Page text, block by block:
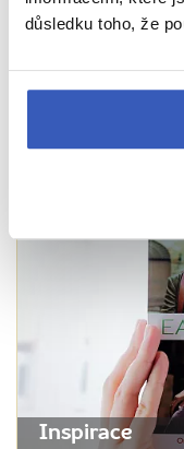
důsledku toho, že
Inspirace